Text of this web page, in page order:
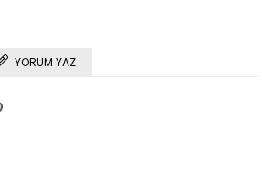
YORUM YAZ